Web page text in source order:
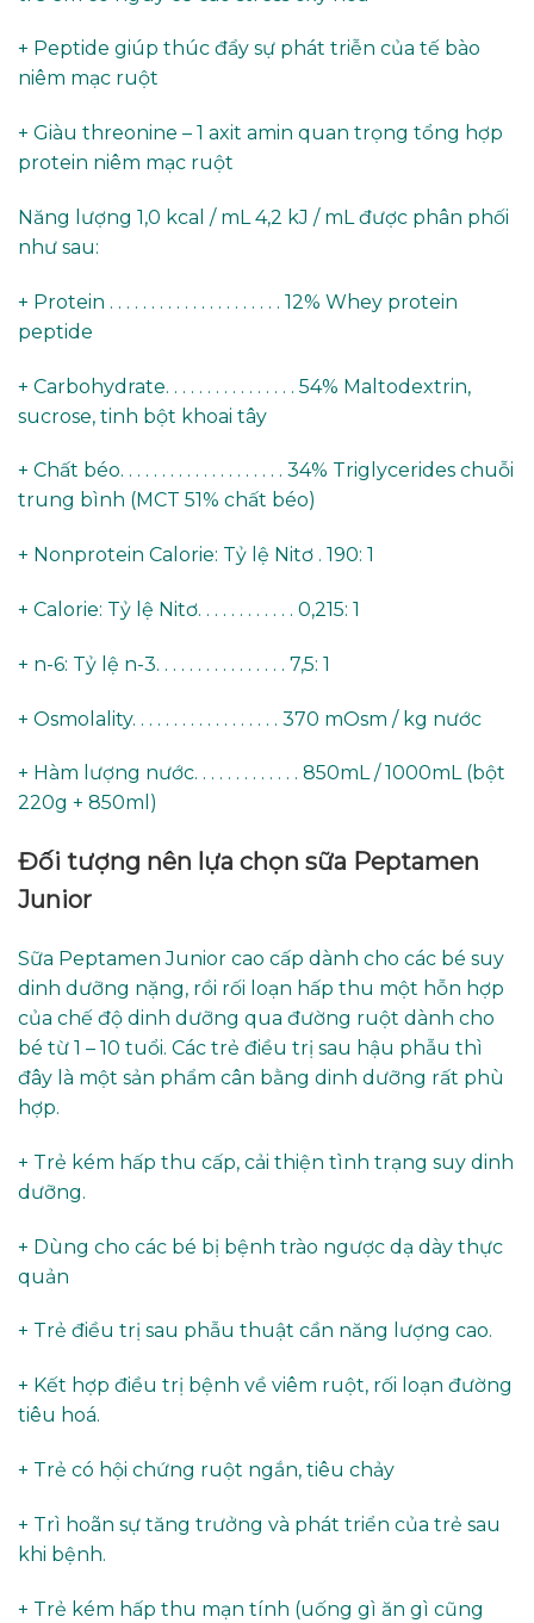
+ Peptide giúp thúc đẩy sự phát triễn của tế bào
niêm mạc ruột
+ Giàu threonine – 1 axit amin quan trọng tổng hợp
protein niêm mạc ruột
Năng lượng 1,0 kcal / mL 4,2 kJ / mL được phân phối
như sau:
+ Protein . . . . . . . . . . . . . . . . . . . . . 12% Whey protein
peptide
+ Carbohydrate. . . . . . . . . . . . . . . . 54% Maltodextrin,
sucrose, tinh bột khoai tây
+ Chất béo. . . . . . . . . . . . . . . . . . . . 34% Triglycerides chuỗi
trung bình (MCT 51% chất béo)
+ Nonprotein Calorie: Tỷ lệ Nitơ . 190: 1
+ Calorie: Tỷ lệ Nitơ. . . . . . . . . . . . 0,215: 1
+ n-6: Tỷ lệ n-3. . . . . . . . . . . . . . . . 7,5: 1
+ Osmolality. . . . . . . . . . . . . . . . . . 370 mOsm / kg nước
+ Hàm lượng nước. . . . . . . . . . . . . 850mL / 1000mL (bột
220g + 850ml)
Đối tượng nên lựa chọn sữa Peptamen
Junior
Sữa Peptamen Junior cao cấp dành cho các bé suy
dinh dưỡng nặng, rồi rối loạn hấp thu một hỗn hợp
của chế độ dinh dưỡng qua đường ruột dành cho
bé từ 1 – 10 tuổi. Các trẻ điều trị sau hậu phẫu thì
đây là một sản phẩm cân bằng dinh dưỡng rất phù
hợp.
+ Trẻ kém hấp thu cấp, cải thiện tình trạng suy dinh
dưỡng.
+ Dùng cho các bé bị bệnh trào ngược dạ dày thực
quản
+ Trẻ điều trị sau phẫu thuật cần năng lượng cao.
+ Kết hợp điều trị bệnh về viêm ruột, rối loạn đường
tiêu hoá.
+ Trẻ có hội chứng ruột ngắn, tiêu chảy
+ Trì hoãn sự tăng trưởng và phát triển của trẻ sau
khi bệnh.
+ Trẻ kém hấp thu mạn tính (uống gì ăn gì cũng